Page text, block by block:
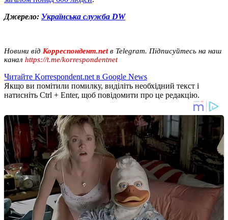
Джерело: Українська служба DW
Новини від Корреспондент.netв Telegram. Підписуйтесь на наш
канал https://t.me/korrespondentnet
Читайте Korrespondent.net в Google News
Якщо ви помітили помилку, виділіть необхідний текст і
натисніть Ctrl + Enter, щоб повідомити про це редакцію.